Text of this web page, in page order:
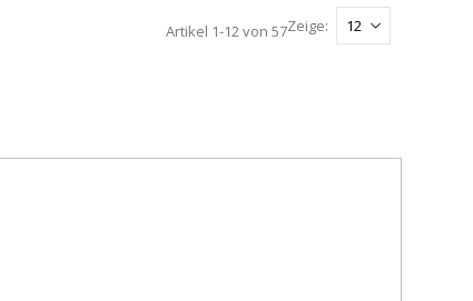
Artikel 1-12von 57Zeige